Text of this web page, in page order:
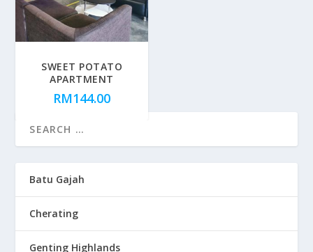
SWEET POTATO
APARTMENT
RM144.00
Batu Gajah
Cherating
Genting Highlands